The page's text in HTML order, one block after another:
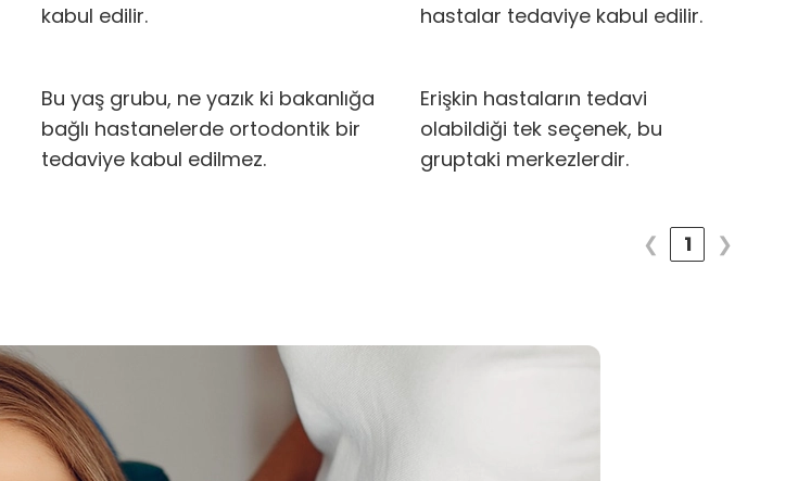
kabul edilir.
hastalar tedaviye kabul edilir.
Bu yaş grubu, ne yazık ki bakanlığa
bağlı hastanelerde ortodontik bir
tedaviye kabul edilmez.
Erişkin hastaların tedavi
olabildiği tek seçenek, bu
gruptaki merkezlerdir.
❮ 1 ❯